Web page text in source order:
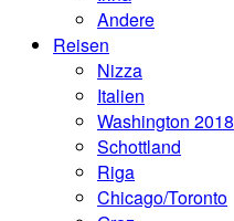
Andere
Reisen
Nizza
Italien
Washington 2018
Schottland
Riga
Chicago/Toronto